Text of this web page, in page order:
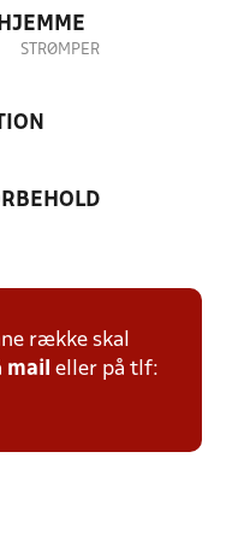
STRØMPER
række skal
mail eller på tlf: